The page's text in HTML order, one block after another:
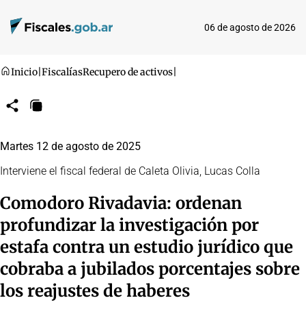
06 de agosto de 2026
Inicio FiscalíasRecupero de activos
CompartirCopiar
Martes 12 de agosto de 2025
Interviene el fiscal federal de Caleta Olivia, Lucas Colla
Comodoro Rivadavia: ordenan
profundizar la investigación por
estafa contra un estudio jurídico que
cobraba a jubilados porcentajes sobre
los reajustes de haberes